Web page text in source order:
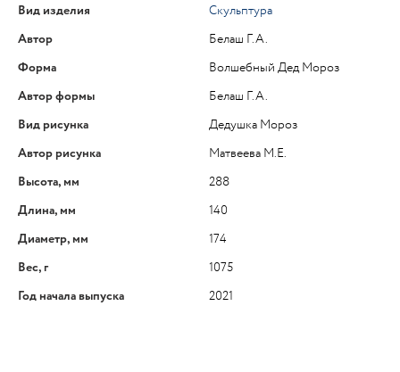
Вид изделия
Скульптура
Автор
Белаш Г.А.
Форма
Волшебный Дед Мороз
Автор формы
Белаш Г.А.
Вид рисунка
Дедушка Мороз
Автор рисунка
Матвеева М.Е.
Высота, мм
288
Длина, мм
140
Диаметр, мм
174
Вес, г
1075
Год начала выпуска
2021